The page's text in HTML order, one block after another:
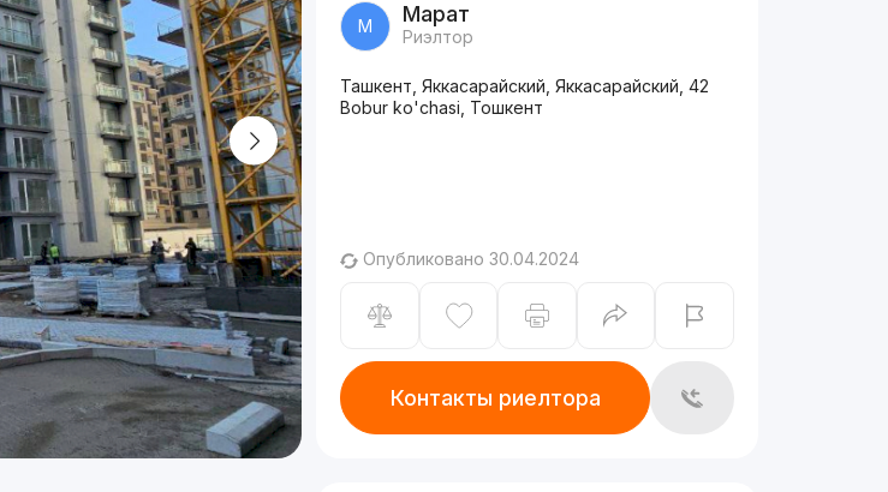
М Марат
Риэлтор
Ташкент, Яккасарайский, Яккасарайский, 42
Bobur ko'chasi, Тошкент
Опубликовано 30.04.2024
Контакты риелтора